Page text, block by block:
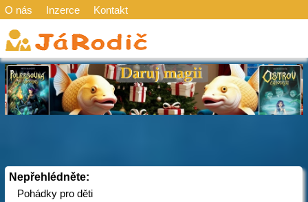
O nás Inzerce Kontakt
Nepřehlédněte:
Pohádky pro děti